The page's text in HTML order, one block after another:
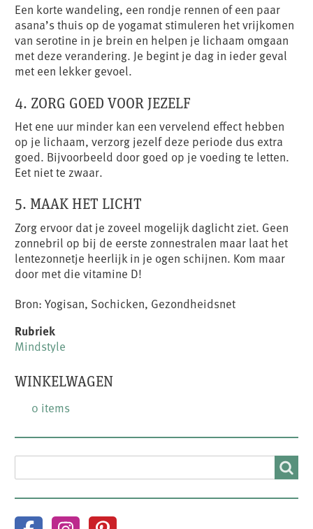
Een korte wandeling, een rondje rennen of een paar
asana’s thuis op de yogamat stimuleren het vrijkomen
van serotine in je brein en helpen je lichaam omgaan
met deze verandering. Je begint je dag in ieder geval
met een lekker gevoel.
4. ZORG GOED VOOR JEZELF
Het ene uur minder kan een vervelend effect hebben
op je lichaam, verzorg jezelf deze periode dus extra
goed. Bijvoorbeeld door goed op je voeding te letten.
Eet niet te zwaar.
5. MAAK HET LICHT
Zorg ervoor dat je zoveel mogelijk daglicht ziet. Geen
zonnebril op bij de eerste zonnestralen maar laat het
lentezonnetje heerlijk in je ogen schijnen. Kom maar
door met die vitamine D!
Bron: Yogisan, Sochicken, Gezondheidsnet
Rubriek
Mindstyle
WINKELWAGEN
0 items